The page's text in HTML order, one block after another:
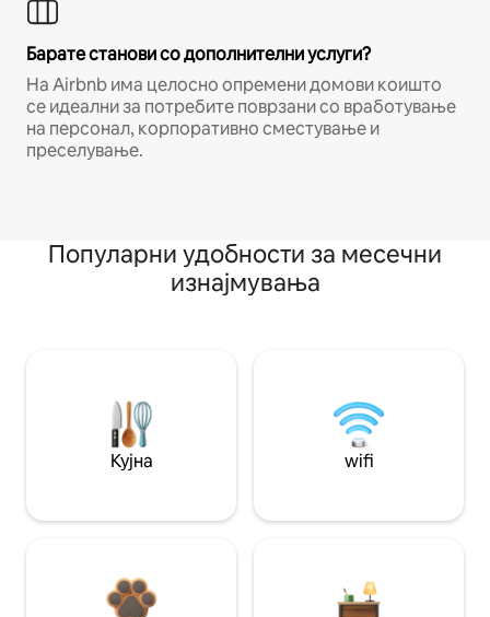
Барате станови со дополнителни услуги?
На Airbnb има целосно опремени домови коишто
се идеални за потребите поврзани со вработување
на персонал, корпоративно сместување и
преселување.
Популарни удобности за месечни
изнајмувања
Кујна wifi